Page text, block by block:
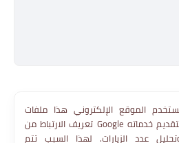
الموقع الإلكتروني هذا ملفات
تعريف الارتباط من Google لتقديم خدماته
عدد الزيارات. لهذا السبب تتم